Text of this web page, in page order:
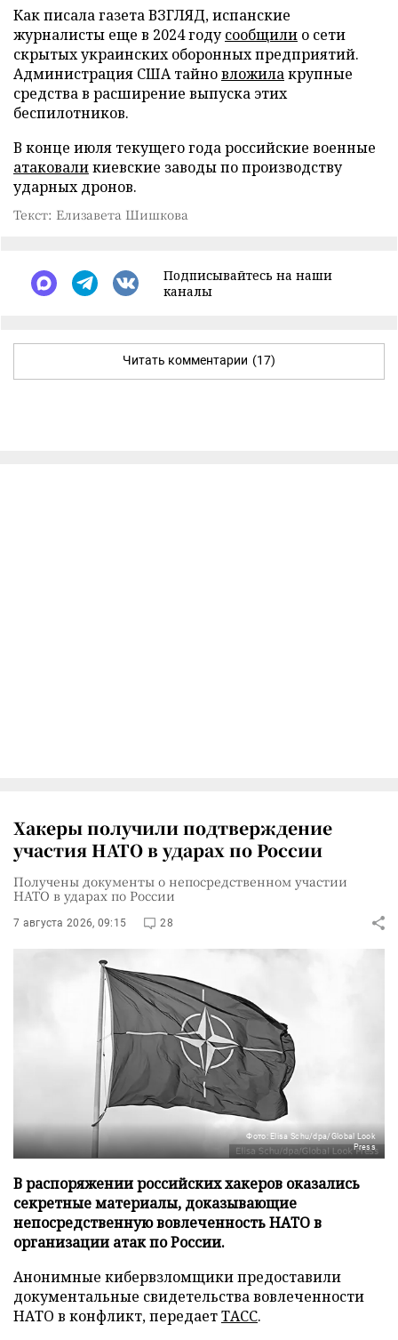
Как писала газета ВЗГЛЯД, испанские
журналисты еще в 2024 годусообщили о сети
скрытых украинских оборонных предприятий.
Администрация США тайновложилакрупные
средства в расширение выпуска этих
беспилотников.
В конце июля текущего года российские военные
атаковаликиевские заводы по производству
ударных дронов.
Текст: Елизавета Шишкова
Подписывайтесь на наши
каналы
Читать комментарии (17)
Хакеры получили подтверждение
участия НАТО в ударах по России
Получены документы о непосредственном участии
НАТО в ударах по России
7 августа 2026, 09:15 28
Фото: Elisa Schu/dpa/Global Look
Press
В распоряжении российских хакеров оказались
секретные материалы, доказывающие
непосредственную вовлеченность НАТО в
организации атак по России.
Анонимные кибервзломщики предоставили
документальные свидетельства вовлеченности
НАТО в конфликт, передаетТАСС.